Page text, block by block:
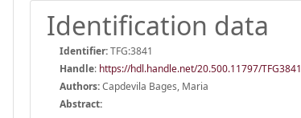
Identification data
Identifier:TFG:3841
Handle: https://hdl.handle.net/20.500.11797/TFG3841
Authors:Capdevila Bages, Maria
Abstract: